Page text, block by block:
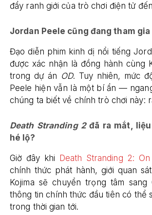
đẩy ranh giới của trò chơi điện tử
Jordan Peele cũng đang tham gia
Đạo diễn phim kinh dị nổi tiếng
được xác nhận là đồng hành cùng
trong dự án OD. Tuy nhiên, mức
Peele hiện vẫn là một bí ẩn —
chúng ta biết về chính trò chơi này:
Death Stranding 2đã ra mắt, liệu
hé lộ?
Giờ đây khi Death Stranding 2:
chính thức phát hành, giới quan
Kojima sẽ chuyển trọng tâm sang
thông tin chính thức đầu tiên có thể
trong thời gian tới.